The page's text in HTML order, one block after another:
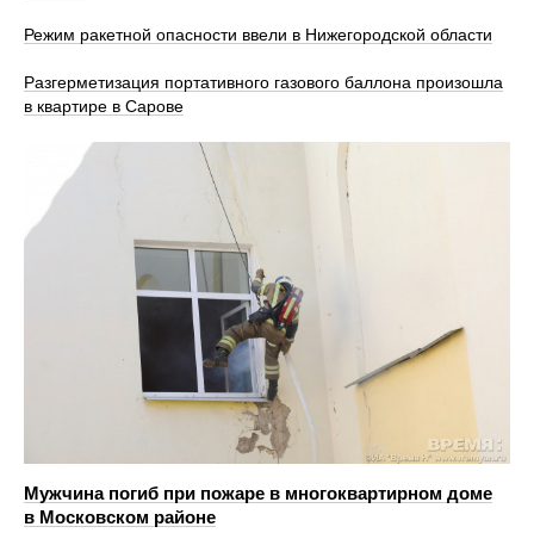
Режим ракетной опасности ввели в Нижегородской области
Разгерметизация портативного газового баллона произошла
в квартире в Сарове
Мужчина погиб при пожаре в многоквартирном доме
в Московском районе